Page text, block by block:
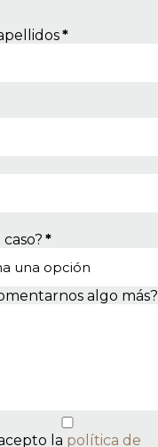
*
*
algo más?
la política de